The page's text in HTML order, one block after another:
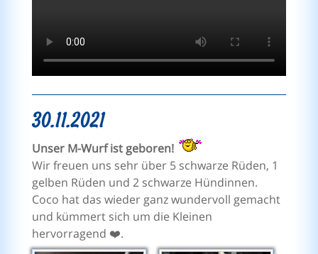
30.11.2021
Unser M-Wurf ist geboren!
Wir freuen uns sehr über 5 schwarze Rüden, 1
gelben Rüden und 2 schwarze Hündinnen.
Coco hat das wieder ganz wundervoll gemacht
und kümmert sich um die Kleinen
hervorragend ❤️.